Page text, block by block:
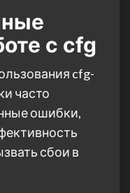
с cfg
cfg-
часто
ошибки,
сбои в